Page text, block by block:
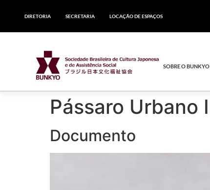
DIRETORIA SECRETARIA LOCAÇÃO DE ESPAÇOS
SOBRE O BUNKYO
Pássaro Urbano I
Documento